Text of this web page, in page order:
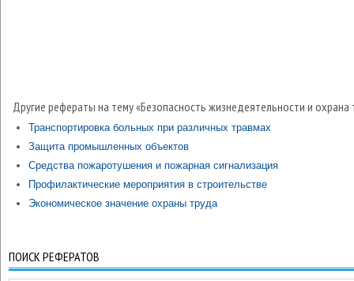
Другие рефераты на тему «Безопасность жизнедеятельности и охрана
Транспортировка больных при различных травмах
Защита промышленных объектов
Средства пожаротушения и пожарная сигнализация
Профилактические мероприятия в строительстве
Экономическое значение охраны труда
ПОИСК РЕФЕРАТОВ